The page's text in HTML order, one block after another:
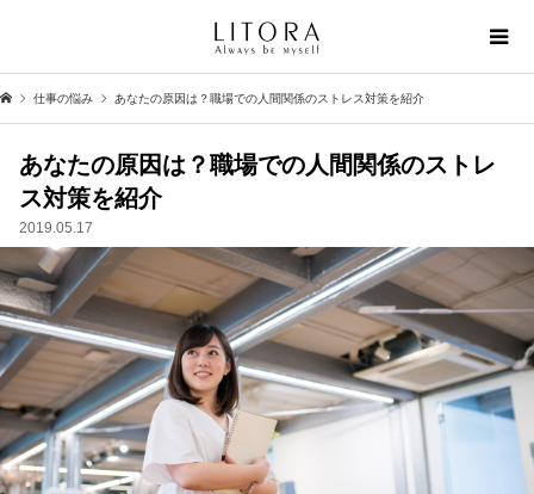
仕事の悩み あなたの原因は？職場での人間関係のストレス対策を紹介
あなたの原因は？職場での人間関係のストレ
ス対策を紹介
2019.05.17